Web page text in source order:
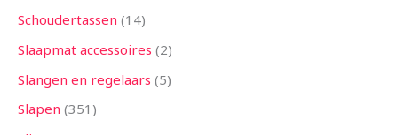
Schoudertassen 14
Slaapmat accessoires 2
Slangen en regelaars 5
Slapen 351